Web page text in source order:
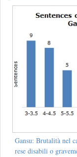
Gansu: Brutalità nel
rese disabili o